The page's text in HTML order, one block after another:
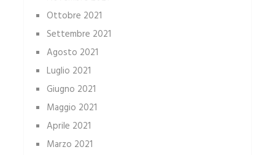
Ottobre 2021
Settembre 2021
Agosto 2021
Luglio 2021
Giugno 2021
Maggio 2021
Aprile 2021
Marzo 2021